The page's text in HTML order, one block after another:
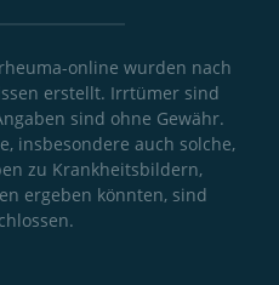
online wurden nach
erstellt. Irrtümer sind
sind ohne Gewähr.
insbesondere auch solche,
zu Krankheitsbildern,
ergeben könnten, sind